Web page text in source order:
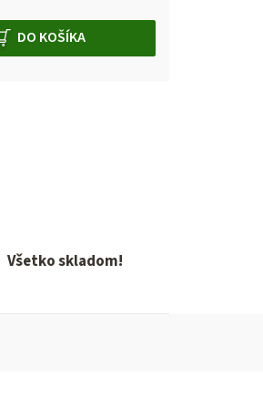
DO KOŠÍKA
Všetko skladom!